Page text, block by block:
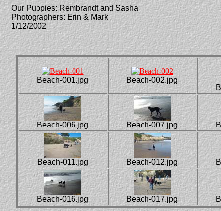
Our Puppies: Rembrandt and Sasha
Photographers: Erin & Mark
1/12/2002
Beach-001.jpg
Beach-002.jpg
Beach-006.jpg Beach-007.jpg
Beach-011.jpg Beach-012.jpg
Beach-016.jpg Beach-017.jpg